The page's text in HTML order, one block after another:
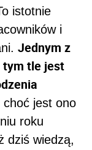
istotnie
i
Jednym z
tym tle jest
choć jest ono
roku
dziś wiedzą,